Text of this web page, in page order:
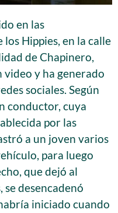
en las
Hippies, en la calle
de Chapinero,
y ha generado
sociales. Según
conductor, cuya
por las
a un joven varios
para luego
que dejó al
se desencadenó
iniciado cuando